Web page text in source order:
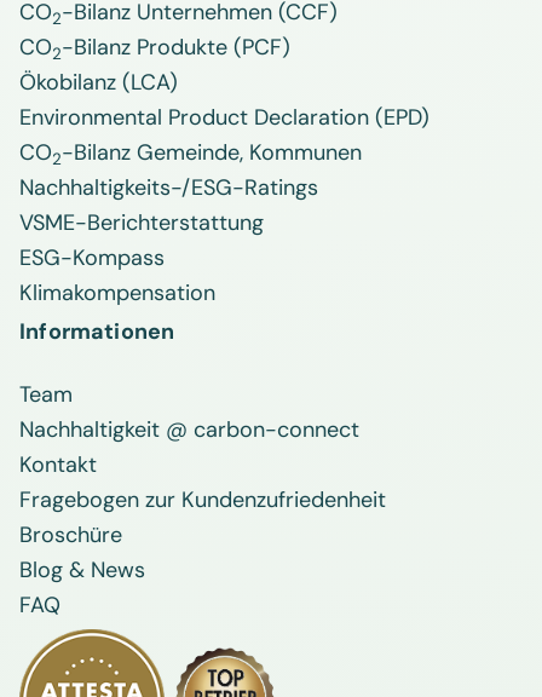
CO2-Bilanz Unternehmen (CCF)
CO2-Bilanz Produkte (PCF)
Ökobilanz (LCA)
Environmental Product Declaration (EPD)
CO2-Bilanz Gemeinde, Kommunen
Nachhaltigkeits-/ESG-Ratings
VSME-Berichterstattung
ESG-Kompass
Klimakompensation
Informationen
Team
Nachhaltigkeit @ carbon-connect
Kontakt
Fragebogen zur Kundenzufriedenheit
Broschüre
Blog & News
FAQ